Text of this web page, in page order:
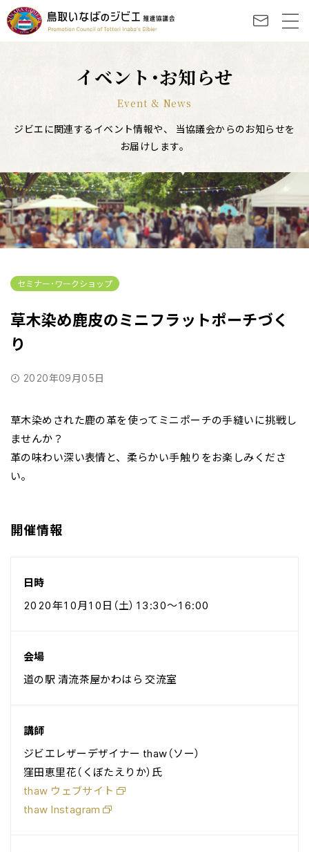
イベント･お知らせ
Event & News
ジビエに関連するイベント情報や、
当協議会からのお知らせを
お届けします。
セミナー･ワークショップ
草木染め鹿皮のミニフラットポーチづく
り
2020年09月05日
草木染めされた鹿の革を使ってミニポーチの手縫いに挑戦し
ませんか？
革の味わい深い表情と、柔らかい手触りをお楽しみくださ
い。
開催情報
日時
2020年10月10日（土）13:30～16:00
会場
道の駅 清流茶屋かわはら 交流室
講師
ジビエレザーデザイナー thaw（ソー）
窪田恵里花（くぼたえりか）氏
thaw ウェブサイト
thaw Instagram